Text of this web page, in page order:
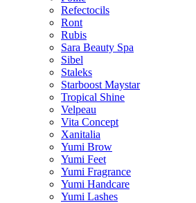
Refectocils
Ront
Rubis
Sara Beauty Spa
Sibel
Staleks
Starboost Maystar
Tropical Shine
Velpeau
Vita Concept
Xanitalia
Yumi Brow
Yumi Feet
Yumi Fragrance
Yumi Handcare
Yumi Lashes